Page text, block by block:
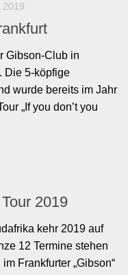
2019
Gibson-Club in
Die 5-köpfige
wurde bereits im Jahr
„If you don’t you
2019
kehr 2019 auf
12 Termine stehen
Frankfurter „Gibson“